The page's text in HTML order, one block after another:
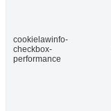
cookielawinfo-
checkbox-
performance